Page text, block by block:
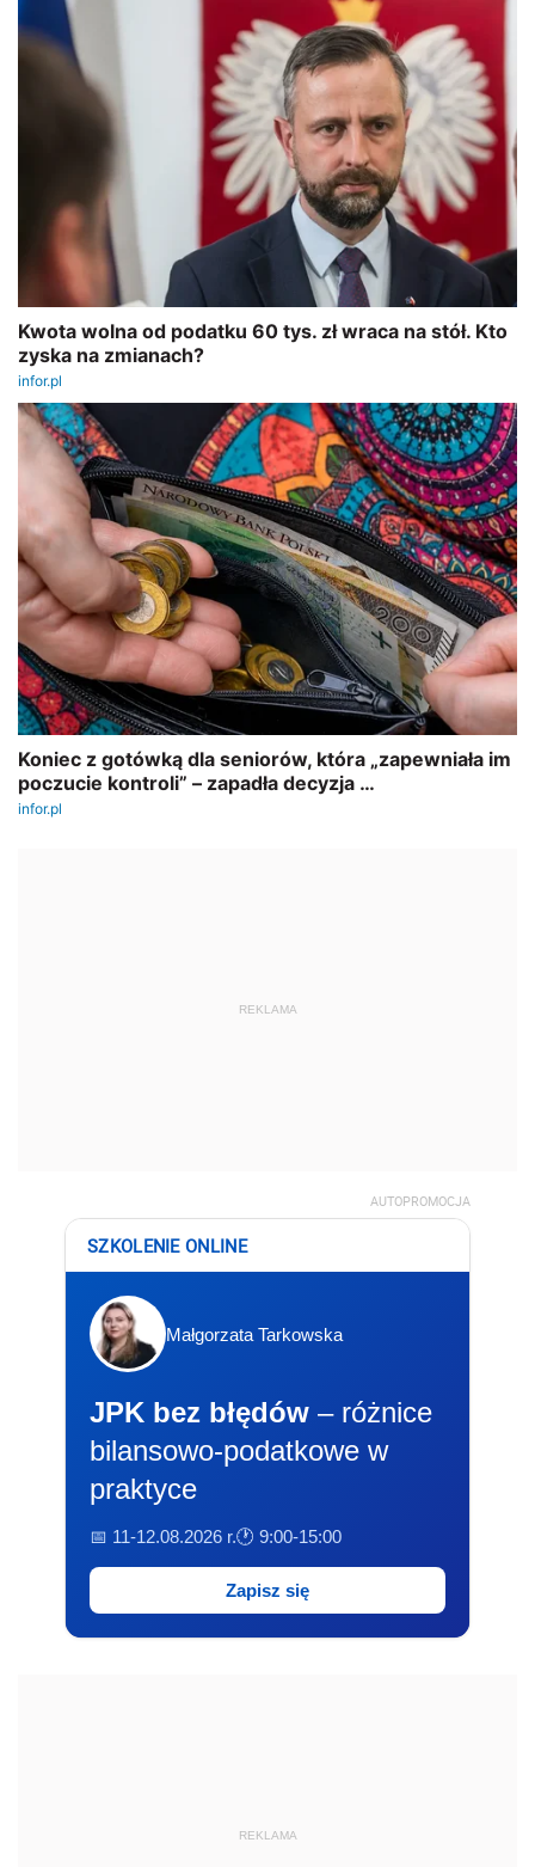
REKLAMA
AUTOPROMOCJA
SZKOLENIE ONLINE
Małgorzata Tarkowska
JPK bez błędów – różnice
bilansowo-podatkowe w
praktyce
📅 11-12.08.2026 r.🕐 9:00-15:00
Zapisz się
REKLAMA